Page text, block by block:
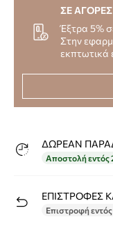
ΣΕ
Έξτρα 5%
Στην
εκπτωτικά
ΔΩΡΕΑΝ
Αποστολή εντός
ΕΠΙΣΤΡΟΦΕΣ
Επιστροφή